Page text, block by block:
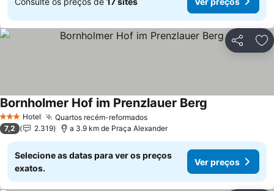
Partilhar
3 EstrelasHotel Quartos recém-reformados
Bornholmer Hof im Prenzlauer Berg
7,2 2.319 a 3.9 km de Praça Alexander
Selecione as datas para ver os preços
exatos.
Ver preços